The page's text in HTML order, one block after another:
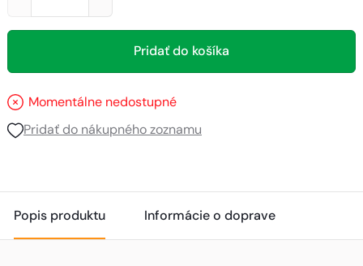
Pridať do košíka
Momentálne nedostupné
Pridať do nákupného zoznamu
Popis produktu Informácie o doprave